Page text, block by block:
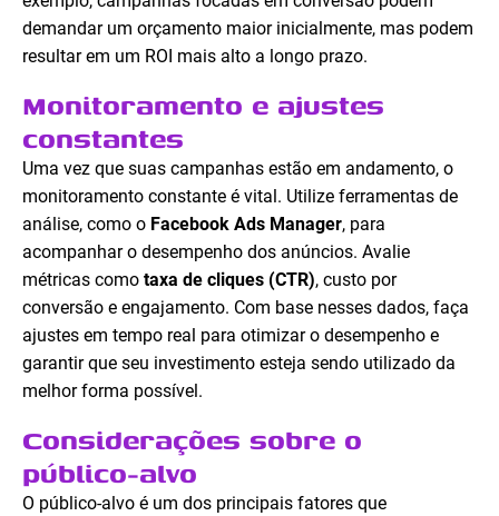
demandar um orçamento maior inicialmente, mas podem
resultar em um ROI mais alto a longo prazo.
Monitoramento e ajustes
constantes
Uma vez que suas campanhas estão em andamento, o
monitoramento constante é vital. Utilize ferramentas de
análise, como o Facebook Ads Manager, para
acompanhar o desempenho dos anúncios. Avalie
métricas como taxa de cliques (CTR), custo por
conversão e engajamento. Com base nesses dados, faça
ajustes em tempo real para otimizar o desempenho e
garantir que seu investimento esteja sendo utilizado da
melhor forma possível.
Considerações sobre o
público-alvo
O público-alvo é um dos principais fatores que